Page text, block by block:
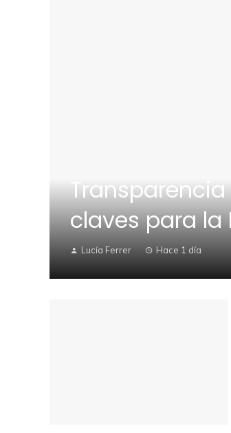
claves para la
Lucía Ferrer Hace 1 día